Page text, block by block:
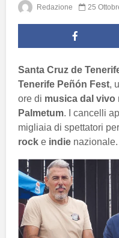
Redazione 25
Santa Cruz de
Tenerife Peñón Fest,
ore di musica dal vivo
Palmetum. I cancelli
migliaia di spettatori
rock e indie nazionale.